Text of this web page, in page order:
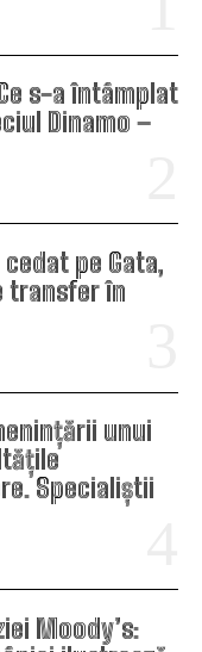
s-a întâmplat
Dinamo –
pe Gata,
transfer în
unui
Specialiștii
Moody’s: